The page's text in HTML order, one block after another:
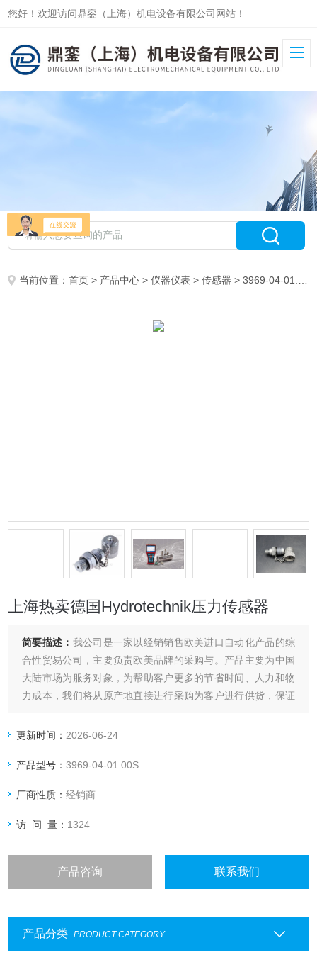
您好！欢迎访问鼎銮（上海）机电设备有限公司网站！
当前位置：首页 > 产品中心 >仪器仪表 >传感器 > 3969-04-01.00S上海热卖德国Hydrotechnik压力传感器
上海热卖德国Hydrotechnik压力传感器
简要描述： 我公司是一家以经销销售欧美进口自动化产品的综
合性贸易公司，主要负责欧美品牌的采购与。产品主要为中国
大陆市场为服务对象，为帮助客户更多的节省时间、人力和物
力成本，我们将从原产地直接进行采购为客户进行供货，保证
要做的就是给客户节省成本，创造更多的财富及价值！
更新时间： 2026-06-24
产品型号：3969-04-01.00S
厂商性质：经销商
访 问 量： 1324
产品咨询 联系我们
产品分类 PRODUCT CATEGORY